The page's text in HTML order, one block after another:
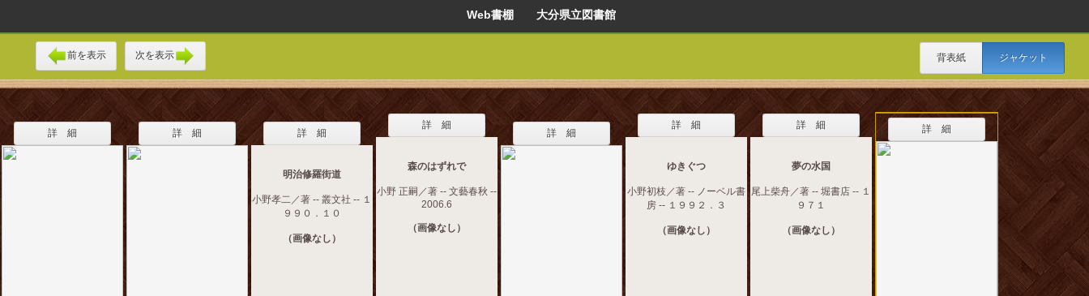
Web書棚 大分県立図書館
前を表示 次を表示 背表紙 ジャケット
詳 細 詳 細 詳 細
明治修羅街道
小野孝二／著 -- 叢文社 -- １
９９０．１０
（画像なし）
詳 細
森のはずれで
小野 正嗣／著 -- 文藝春秋 --
2006.6
（画像なし）
詳 細
詳 細
ゆきぐつ
小野初枝／著 -- ノーベル書
房 -- １９９２．３
（画像なし）
詳 細
夢の水国
尾上柴舟／著 -- 堀書店 -- １
９７１
（画像なし）
詳 細